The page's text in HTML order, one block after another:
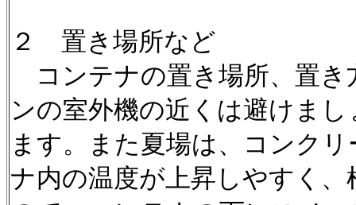
２ 置き場所など
コンテナの置き場所、置き
ンの室外機の近くは避けま
ます。また夏場は、コンク
ナ内の温度が上昇しやすく